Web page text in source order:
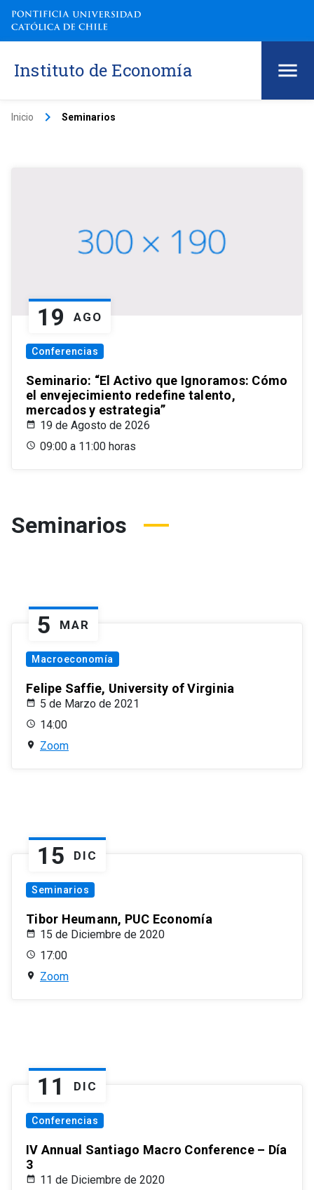
Instituto de Economía
Inicio keyboard_arrow_right Seminarios
19 AGO
Conferencias
Seminario: “El Activo que Ignoramos: Cómo
el envejecimiento redefine talento,
mercados y estrategia”
19 de Agosto de 2026
09:00 a 11:00 horas
Seminarios
5 MAR
Macroeconomía
Felipe Saffie, University of Virginia
5 de Marzo de 2021
14:00
Zoom
15 DIC
Seminarios
Tibor Heumann, PUC Economía
15 de Diciembre de 2020
17:00
Zoom
11 DIC
Conferencias
IV Annual Santiago Macro Conference – Día
3
11 de Diciembre de 2020